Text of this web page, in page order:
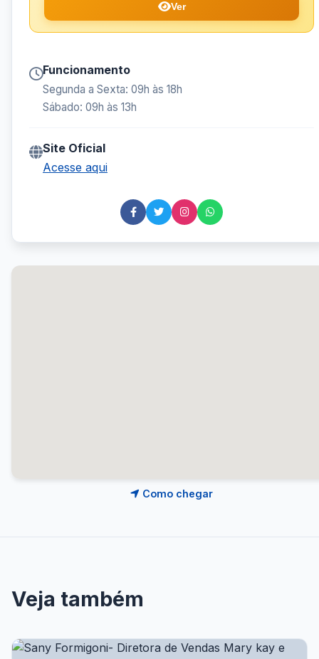
Ver
Funcionamento
Segunda a Sexta: 09h às 18h
Sábado: 09h às 13h
Site Oficial
Acesse aqui
Como chegar
Veja também